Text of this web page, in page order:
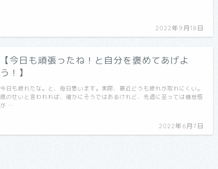
2022年9月18日
【今日も頑張ったね！と自分を褒めてあげよ
う！】
2022年6月7日
今日も疲れたな。と、毎日思います。実際、最近どうも疲れが取れにくい。
歳のせいと言われれば、確かにそうではあるけれど、先週に至っては倦怠感
が …